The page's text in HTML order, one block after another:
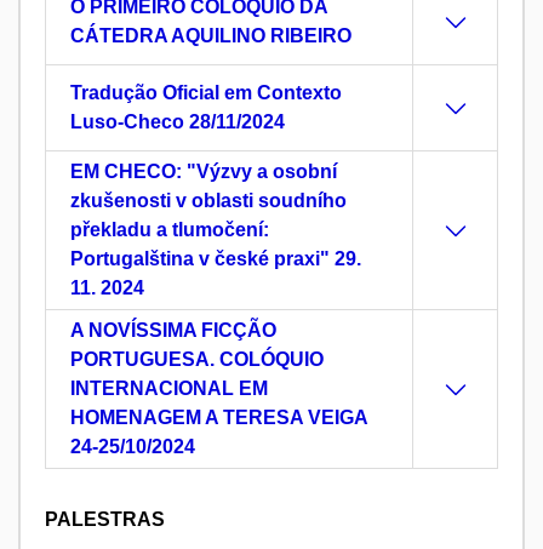
O PRIMEIRO COLÓQUIO DA
CÁTEDRA AQUILINO RIBEIRO
Tradução Oficial em Contexto
Luso-Checo 28/11/2024
EM CHECO: "Výzvy a osobní
zkušenosti v oblasti soudního
překladu a tlumočení:
Portugalština v české praxi" 29.
11. 2024
A NOVÍSSIMA FICÇÃO
PORTUGUESA. COLÓQUIO
INTERNACIONAL EM
HOMENAGEM A TERESA VEIGA
24-25/10/2024
PALESTRAS